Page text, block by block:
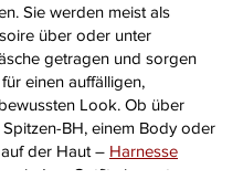
Sie werden meist als
über oder unter
getragen und sorgen
einen auffälligen,
Look. Ob über
Spitzen-BH, einem Body oder
der Haut – Harnesse
jedem Outfit eine extra